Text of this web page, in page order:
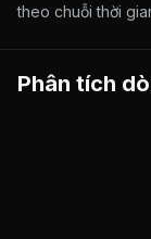
theo chuỗi thời
Phân tích